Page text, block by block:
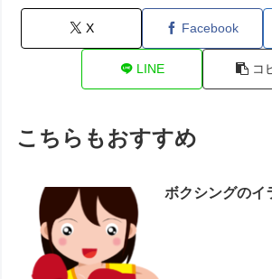
X Facebook
LINE コ
こちらもおすすめ
ボクシングのイ